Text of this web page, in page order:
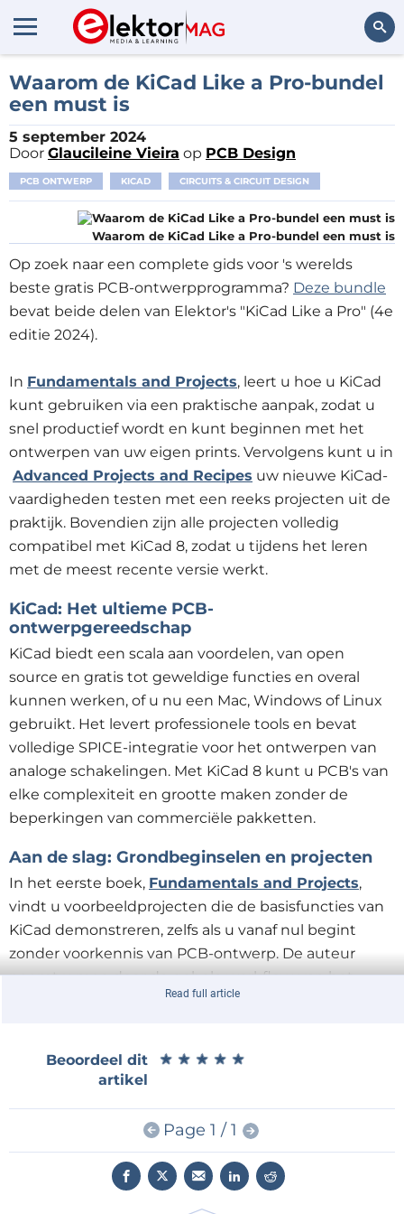
Zoeken
Waarom de KiCad Like a Pro-bundel
een must is
5 september 2024
Door Glaucileine Vieira op PCB Design
PCB ONTWERP KICAD CIRCUITS & CIRCUIT DESIGN
Waarom de KiCad Like a Pro-bundel een must is
Op zoek naar een complete gids voor 's werelds
beste gratis PCB-ontwerpprogramma? Deze bundle
bevat beide delen van Elektor's "KiCad Like a Pro" (4e
editie 2024).
In Fundamentals and Projects, leert u hoe u KiCad
kunt gebruiken via een praktische aanpak, zodat u
snel productief wordt en kunt beginnen met het
ontwerpen van uw eigen prints. Vervolgens kunt u in
Advanced Projects and Recipes uw nieuwe KiCad-
vaardigheden testen met een reeks projecten uit de
praktijk. Bovendien zijn alle projecten volledig
compatibel met KiCad 8, zodat u tijdens het leren
met de meest recente versie werkt.
KiCad: Het ultieme PCB-
ontwerpgereedschap
KiCad biedt een scala aan voordelen, van open
source en gratis tot geweldige functies en overal
kunnen werken, of u nu een Mac, Windows of Linux
gebruikt. Het levert professionele tools en bevat
volledige SPICE-integratie voor het ontwerpen van
analoge schakelingen. Met KiCad 8 kunt u PCB's van
elke complexiteit en grootte maken zonder de
beperkingen van commerciële pakketten.
Aan de slag: Grondbeginselen en projecten
In het eerste boek, Fundamentals and Projects,
vindt u voorbeeldprojecten die de basisfuncties van
KiCad demonstreren, zelfs als u vanaf nul begint
zonder voorkennis van PCB-ontwerp. De auteur
neemt u mee door de gehele workflow, van het
invoeren van schema's tot de details van het
onderweg.
uitbreiden: Gevorderde
Read full article
Beoordeel dit
artikel
★ ★ ★ ★ ★
★ ★ ★ ★ ★
Page 1 / 1